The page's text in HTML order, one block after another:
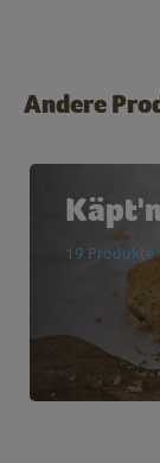
Andere
19 Produkte